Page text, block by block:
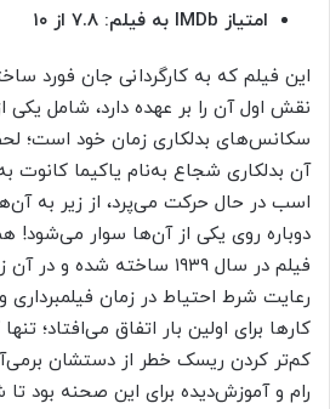
امتیاز
این فیلم که به کارگردانی جان فورد
نقش اول آن را بر عهده دارد، شامل یکی
سکانس‌های بدلکاری زمان خود است؛
آن بدلکاری شجاع به‌نام یاکیما کانوت
اسب در حال حرکت می‌پرد، از زیر به
دوباره روی یکی از آن‌ها سوار می‌شود!
فیلم در سال ۱۹۳۹ ساخته شده
رعایت شرط احتیاط در زمان
کارها برای اولین بار اتفاق می‌افتاد؛
کم‌تر کردن ریسک خطر از دستشان
رام و آموزش‌دیده برای این صحنه بود